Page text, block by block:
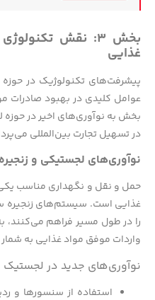
بخش ۳: نقش
غذایی
پیشرفت‌های تکنولوژیک در حوزه
عوامل کلیدی در بهبود صادرات
بخش به نوآوری‌های اخیر در حوزه
در تسهیل تجارت بین‌المللی
نوآوری‌های لجستیکی و زنجیره
حمل و نقل و نگهداری مناسب یکی
غذایی است. سیستم‌های زنجیره
را در طول مسیر فراهم می‌کنند،
واردات موفق مواد غذایی به شمار
نوآوری‌های جدید در لجستیک
استفاده از سنسورها و